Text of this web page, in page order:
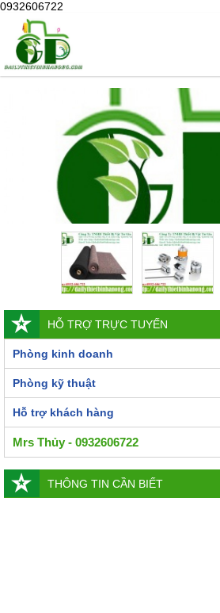
0932606722
HỖ TRỢ TRỰC TUYẾN
Phòng kinh doanh
Phòng kỹ thuật
Hỗ trợ khách hàng
Mrs Thủy - 0932606722
THÔNG TIN CẦN BIẾT